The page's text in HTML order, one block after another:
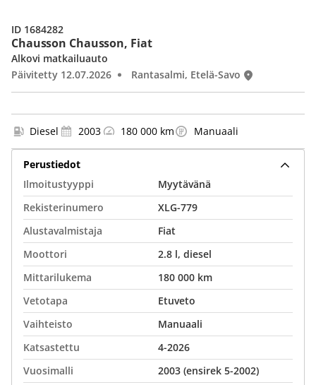
Chausson Chausson, Fiat
Alkovi matkailuauto
Päivitetty 12.07.2026
Rantasalmi, Etelä-Savo
ID 1684282
Diesel 2003 180 000 km Manuaali
Perustiedot
Ilmoitustyyppi
Myytävänä
Rekisterinumero
XLG-779
Alustavalmistaja
Fiat
Moottori
2.8 l, diesel
Mittarilukema
180 000 km
Vetotapa
Etuveto
Vaihteisto
Manuaali
Katsastettu
4-2026
Vuosimalli
2003 (ensirek 5-2002)